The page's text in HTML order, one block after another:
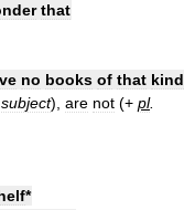
that
no books of that kind
subject), are not (+ pl.
*